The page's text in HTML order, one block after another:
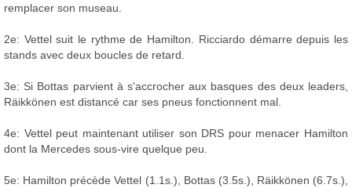
remplacer son museau.
2e: Vettel suit le rythme de Hamilton. Ricciardo démarre depuis les
stands avec deux boucles de retard.
3e: Si Bottas parvient à s'accrocher aux basques des deux leaders,
Räikkönen est distancé car ses pneus fonctionnent mal.
4e: Vettel peut maintenant utiliser son DRS pour menacer Hamilton
dont la Mercedes sous-vire quelque peu.
5e: Hamilton précède Vettel (1.1s.), Bottas (3.5s.), Räikkönen (6.7s.),